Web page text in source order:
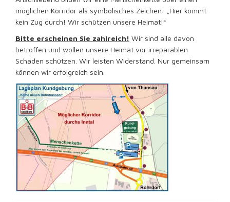
möglichen Korridor als symbolisches Zeichen: „Hier kommt
kein Zug durch! Wir schützen unsere Heimat!“
Bitte erscheinen Sie zahlreich! Wir sind alle davon
betroffen und wollen unsere Heimat vor irreparablen
Schäden schützen. Wir leisten Widerstand. Nur gemeinsam
können wir erfolgreich sein.